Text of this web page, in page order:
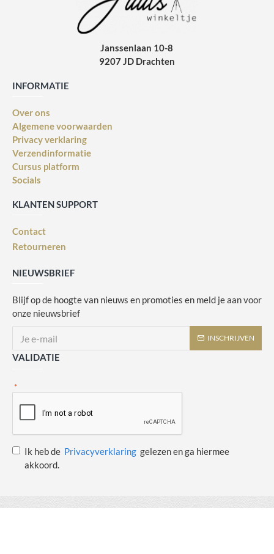
Janssenlaan 10-8
9207 JD Drachten
INFORMATIE
Over ons
Algemene voorwaarden
Privacy verklaring
Verzendinformatie
Cursus platform
Socials
KLANTEN SUPPORT
Contact
Retourneren
NIEUWSBRIEF
Blijf op de hoogte van nieuws en promoties en meld je aan voor
onze nieuwsbrief
INSCHRIJVEN
VALIDATIE
Ik heb de Privacyverklaring gelezen en ga hiermee
akkoord.